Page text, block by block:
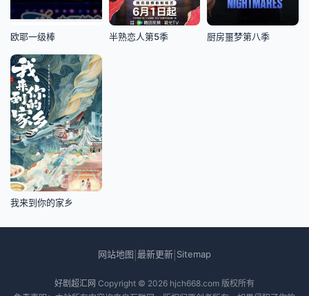
欧耶一级棒 半熟恋人第5季 厨房噩梦第八季
我来到你的家乡
网站地图 最新更新 Sitemap
好剧超汇网 Copyright © 2026 hjch668.com 版权所有